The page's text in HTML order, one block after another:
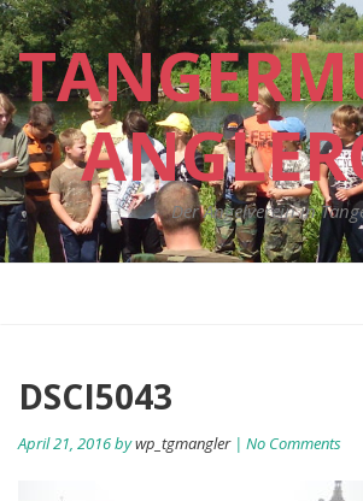
Der Angelverein in
DSCI5043
April 21, 2016 bywp_tgmangler| No Comments